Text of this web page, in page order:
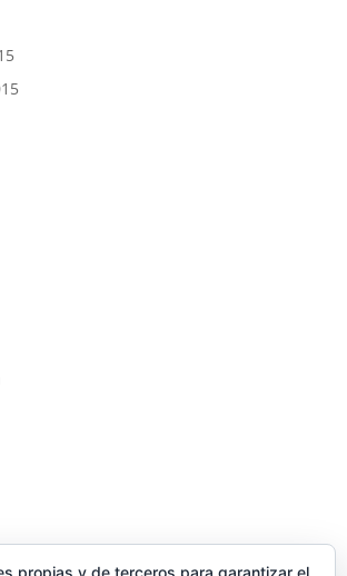
propias y de terceros para garantizar el